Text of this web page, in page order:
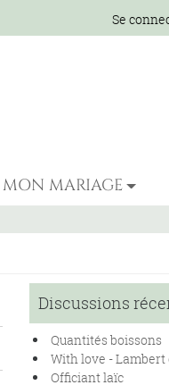
Se
MON MARIAGE
Discussions
Quantités boissons
With love - Lambert
Officiant laïc